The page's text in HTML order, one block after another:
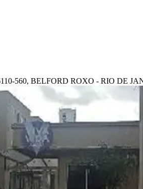
560, BELFORD ROXO - RIO DE